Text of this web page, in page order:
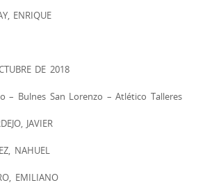
ENRIQUE
DE 2018
– Bulnes San Lorenzo – Atlético Talleres
JAVIER
NAHUEL
EMILIANO